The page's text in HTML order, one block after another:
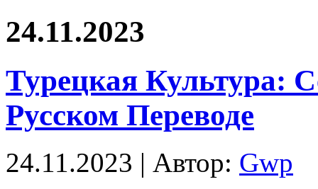
24.11.2023
Турецкая Культура:
Русском Переводе
24.11.2023 | Автор: Gwp